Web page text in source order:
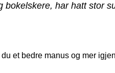
bokelskere, har hatt stor
et bedre manus og mer